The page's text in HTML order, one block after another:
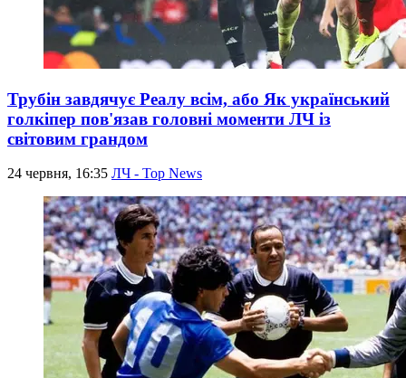
Трубін завдячує Реалу всім, або Як український
голкіпер пов'язав головні моменти ЛЧ із
світовим грандом
24 червня, 16:35 ЛЧ - Top News